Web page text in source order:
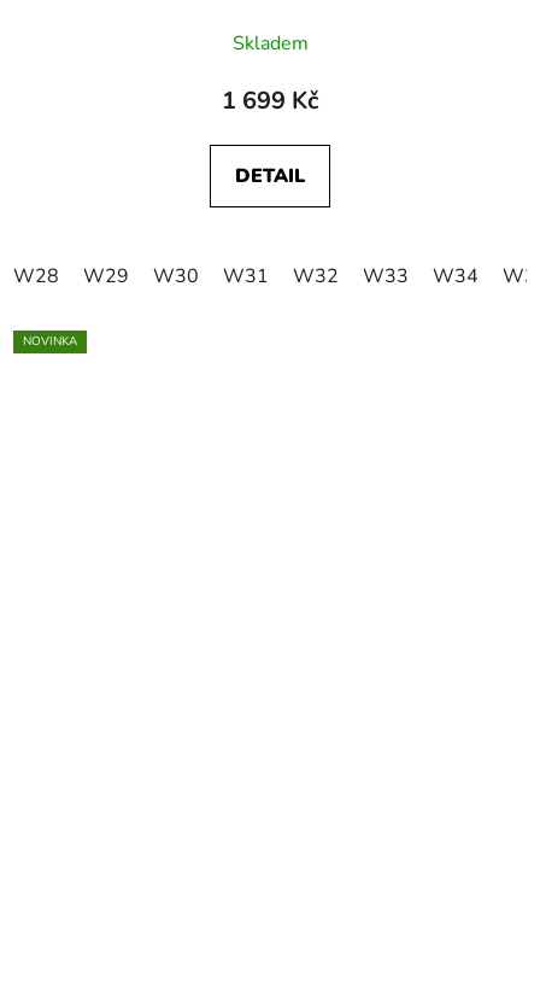
Skladem
1 699 Kč
DETAIL
W28 W29 W30 W31 W32 W33 W34
NOVINKA